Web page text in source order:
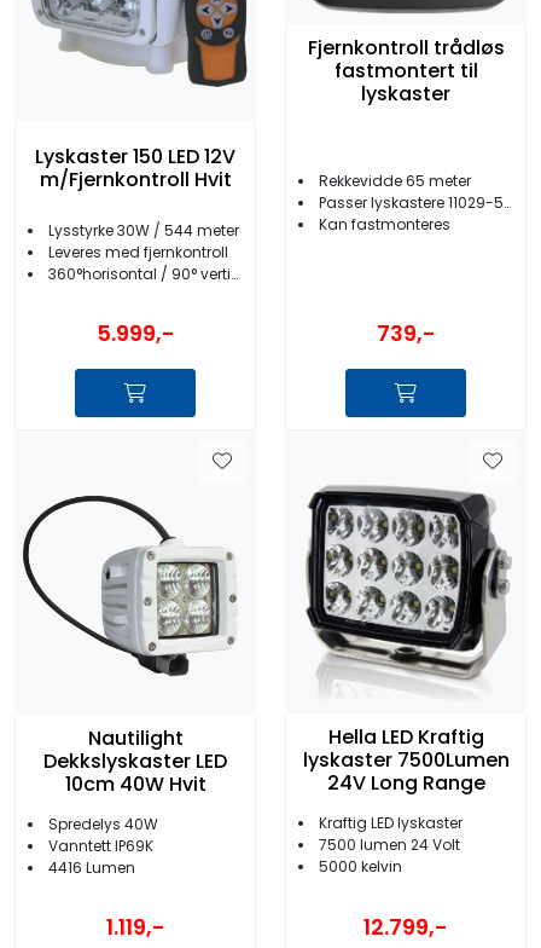
Lyskaster 150 LED 12V
m/Fjernkontroll Hvit
Lysstyrke 30W / 544 meter
Leveres med fjernkontroll
360°horisontal / 90° vertikal bevegelse
5.999,-
Fjernkontroll trådløs
fastmontert til
lyskaster
Rekkevidde 65 meter
Passer lyskastere 11029-50/-51/-52/-53
Kan fastmonteres
739,-
Nautilight
Dekkslyskaster LED
10cm 40W Hvit
Spredelys 40W
Vanntett IP69K
4416 Lumen
1.119,-
Hella LED Kraftig
lyskaster 7500Lumen
24V Long Range
Kraftig LED lyskaster
7500 lumen 24 Volt
5000 kelvin
12.799,-